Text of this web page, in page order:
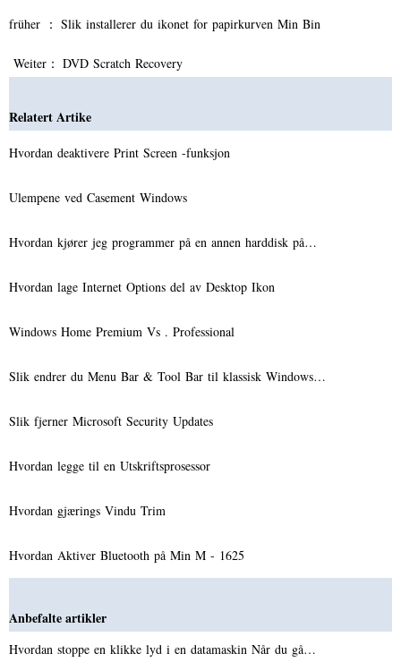
früher ： Slik installerer du ikonet for papirkurven Min Bin
Weiter： DVD Scratch Recovery
Relatert Artike
Hvordan deaktivere Print Screen -funksjon
Ulempene ved Casement Windows
Hvordan kjører jeg programmer på en annen harddisk på…
Hvordan lage Internet Options del av Desktop Ikon
Windows Home Premium Vs . Professional
Slik endrer du Menu Bar & Tool Bar til klassisk Windows…
Slik fjerner Microsoft Security Updates
Hvordan legge til en Utskriftsprosessor
Hvordan gjærings Vindu Trim
Hvordan Aktiver Bluetooth på Min M - 1625
Anbefalte artikler
Hvordan stoppe en klikke lyd i en datamaskin Når du gå…